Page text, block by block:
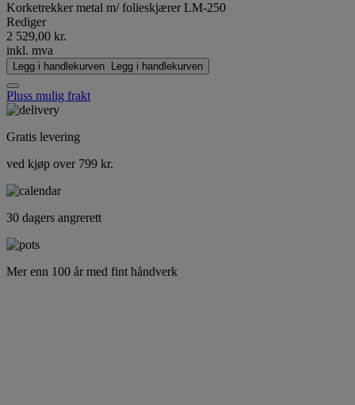
Korketrekker metal m/ folieskjærer LM-250
Rediger
2 529,00 kr.
inkl. mva
Legg i handlekurven Legg i handlekurven
Pluss mulig frakt
Gratis levering
ved kjøp over 799 kr.
30 dagers angrerett
Mer enn 100 år med fint håndverk